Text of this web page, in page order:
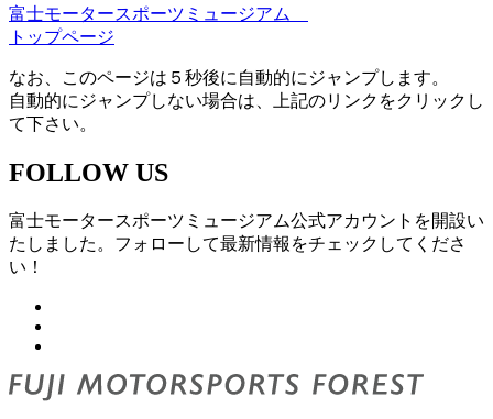
富士モータースポーツミュージアム
トップページ
なお、このページは５秒後に自動的にジャンプします。
自動的にジャンプしない場合は、上記のリンクをクリックし
て下さい。
FOLLOW US
富士モータースポーツミュージアム公式アカウントを開設い
たしました。フォローして最新情報をチェックしてくださ
い！